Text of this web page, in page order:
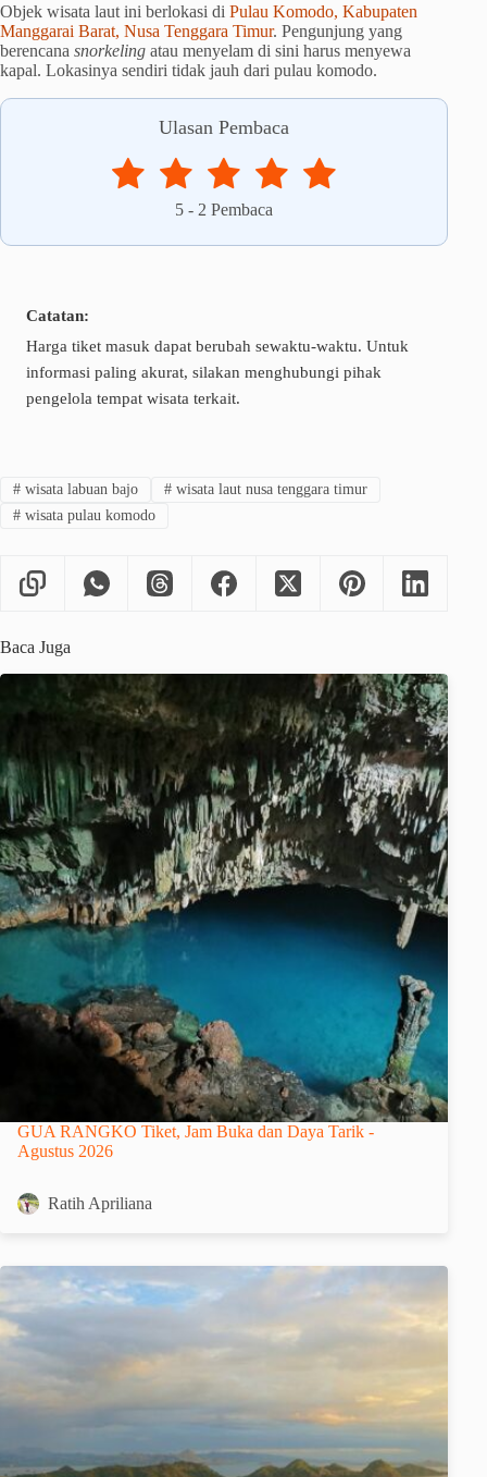
Objek wisata laut ini berlokasi di Pulau Komodo, Kabupaten
Manggarai Barat, Nusa Tenggara Timur. Pengunjung yang
berencana snorkeling atau menyelam di sini harus menyewa
kapal. Lokasinya sendiri tidak jauh dari pulau komodo.
Ulasan Pembaca
5 - 2 Pembaca
Catatan:
Harga tiket masuk dapat berubah sewaktu-waktu. Untuk
informasi paling akurat, silakan menghubungi pihak
pengelola tempat wisata terkait.
#wisata labuan bajo #wisata laut nusa tenggara timur
#wisata pulau komodo
Baca Juga
GUA RANGKO Tiket, Jam Buka dan Daya Tarik -
Agustus 2026
Ratih Apriliana